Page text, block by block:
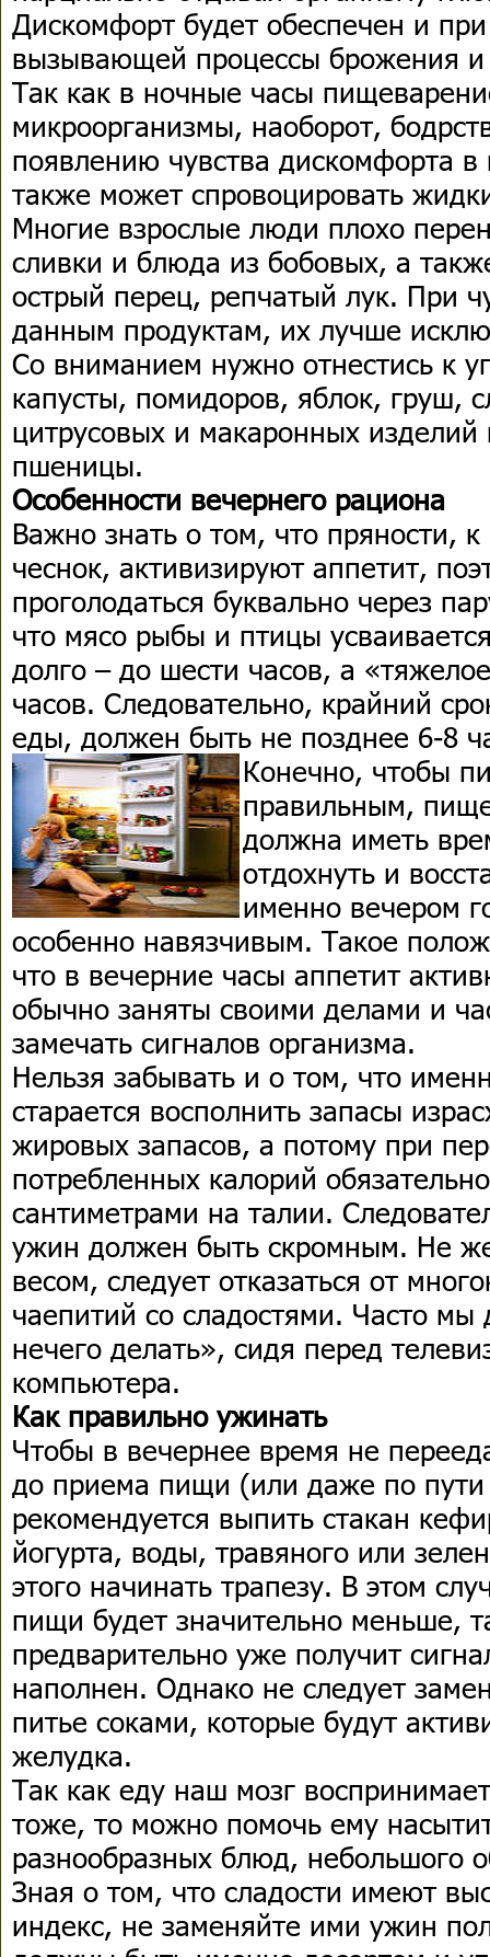
Дискомфорт будет обеспечен и
вызывающей процессы брожения
Так как в ночные часы
микроорганизмы, наоборот,
появлению чувства дискомфорта
также может спровоцировать
Многие взрослые люди плохо
сливки и блюда из бобовых, а
острый перец, репчатый лук. При
данным продуктам, их лучше
Со вниманием нужно отнестись к
капусты, помидоров, яблок, груш,
цитрусовых и макаронных изделий
пшеницы.
Особенности вечернего рациона
Важно знать о том, что пряности,
чеснок, активизируют аппетит,
проголодаться буквально через
что мясо рыбы и птицы
долго – до шести часов, а
часов. Следовательно, крайний
еды, должен быть не позднее 6-8
Конечно, чтобы
правильным,
должна иметь
отдохнуть и
именно вечером
особенно навязчивым. Такое
что в вечерние часы аппетит
обычно заняты своими делами и
замечать сигналов организма.
Нельзя забывать и о том, что
старается восполнить запасы
жировых запасов, а потому при
потребленных калорий
сантиметрами на талии.
ужин должен быть скромным. Не
весом, следует отказаться от
чаепитий со сладостями. Часто мы
нечего делать», сидя перед
компьютера.
Как правильно ужинать
Чтобы в вечернее время не
до приема пищи (или даже по
рекомендуется выпить стакан
йогурта, воды, травяного или
этого начинать трапезу. В этом
пищи будет значительно меньше,
предварительно уже получит
наполнен. Однако не следует
питье соками, которые будут
желудка.
Так как еду наш мозг
тоже, то можно помочь ему
разнообразных блюд, небольшого
Зная о том, что сладости имеют
индекс, не заменяйте ими ужин